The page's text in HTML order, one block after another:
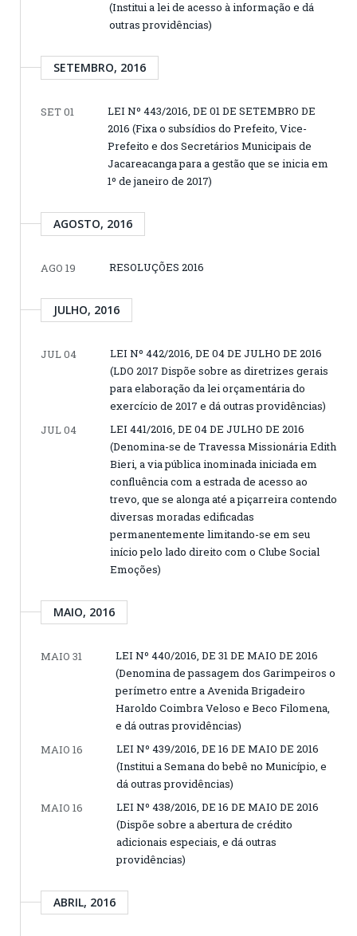
(Institui a lei de acesso à informação e dá
outras providências)
SETEMBRO, 2016
SET 01
LEI Nº 443/2016, DE 01 DE SETEMBRO DE
2016 (Fixa o subsídios do Prefeito, Vice-
Prefeito e dos Secretários Municipais de
Jacareacanga para a gestão que se inicia em
1º de janeiro de 2017)
AGOSTO, 2016
AGO 19 RESOLUÇÕES 2016
JULHO, 2016
JUL 04
LEI Nº 442/2016, DE 04 DE JULHO DE 2016
(LDO 2017 Dispõe sobre as diretrizes gerais
para elaboração da lei orçamentária do
exercício de 2017 e dá outras providências)
JUL 04
LEI 441/2016, DE 04 DE JULHO DE 2016
(Denomina-se de Travessa Missionária Edith
Bieri, a via pública inominada iniciada em
confluência com a estrada de acesso ao
trevo, que se alonga até a piçarreira contendo
diversas moradas edificadas
permanentemente limitando-se em seu
início pelo lado direito com o Clube Social
Emoções)
MAIO, 2016
MAIO 31
LEI Nº 440/2016, DE 31 DE MAIO DE 2016
(Denomina de passagem dos Garimpeiros o
perímetro entre a Avenida Brigadeiro
Haroldo Coimbra Veloso e Beco Filomena,
e dá outras providências)
MAIO 16
LEI Nº 439/2016, DE 16 DE MAIO DE 2016
(Institui a Semana do bebê no Município, e
dá outras providências)
MAIO 16
LEI Nº 438/2016, DE 16 DE MAIO DE 2016
(Dispõe sobre a abertura de crédito
adicionais especiais, e dá outras
providências)
ABRIL, 2016